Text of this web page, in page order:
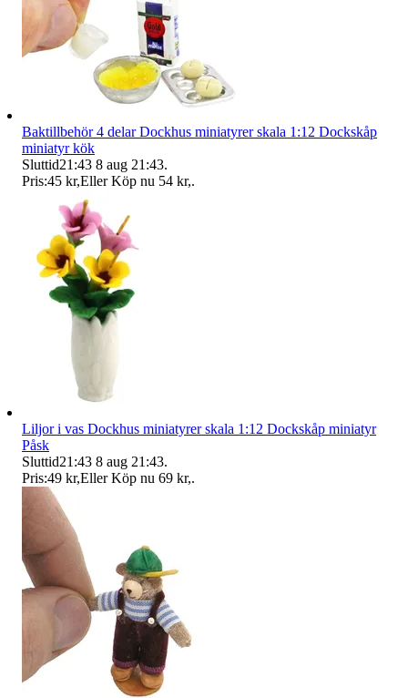
Baktillbehör 4 delar Dockhus miniatyrer skala 1:12 Dockskåp
miniatyr kök
Sluttid21:43 8 aug 21:43.
Pris:45 kr,Eller Köp nu 54 kr,.
Liljor i vas Dockhus miniatyrer skala 1:12 Dockskåp miniatyr
Påsk
Sluttid21:43 8 aug 21:43.
Pris:49 kr,Eller Köp nu 69 kr,.